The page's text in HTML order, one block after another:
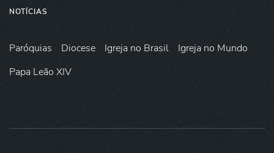
NOTÍCIAS
Paróquias Diocese Igreja no Brasil
Igreja no Mundo
Papa Leão XIV